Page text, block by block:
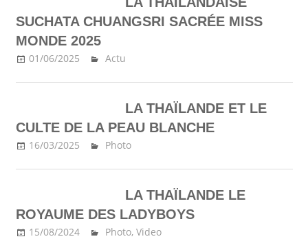
SUCHATA CHUANGSRI SACRÉE MISS
MONDE 2025
01/06/2025 Ma Thailande
Actu
LA THAÏLANDE ET LE
CULTE DE LA PEAU BLANCHE
16/03/2025 Ma Thailande
Photo
LA THAÏLANDE LE
ROYAUME DES LADYBOYS
15/08/2024 Ma Thailande
Photo, Video